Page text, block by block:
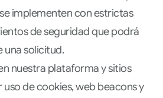
implementen con estrictas
de seguridad que podrá
una solicitud.
nuestra plataforma y sitios
de cookies, web beacons y